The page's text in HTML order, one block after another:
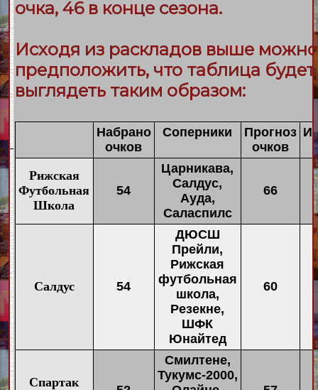
очка, 46 в конце сезона.
Исходя из раскладов выше можно
предположить, что таблица будет
выглядеть таким образом:
Набрано
очков
Соперники
Прогноз
очков
Рижская
Футбольная
Школа
54
Царникава,
Салдус,
Ауда,
Саласпилс
66
Салдус 54
ДЮСШ
Прейли,
Рижская
футбольная
школа,
Резекне,
ШФК
Юнайтед
60
Спартак
Смилтене,
Тукумс-2000,